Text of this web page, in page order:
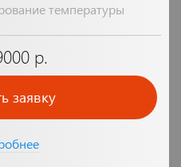
температуры
р.
заявку